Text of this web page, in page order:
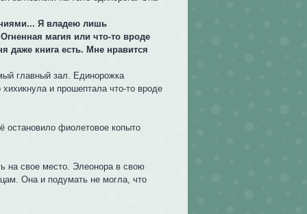
Я владею лишь
магия или что-то вроде
даже книга есть. Мне нравится
главный зал. Единорожка
и прошептала что-то вроде
остановило фиолетовое копыто
на свое место. Элеонора в свою
Она и подумать не могла, что